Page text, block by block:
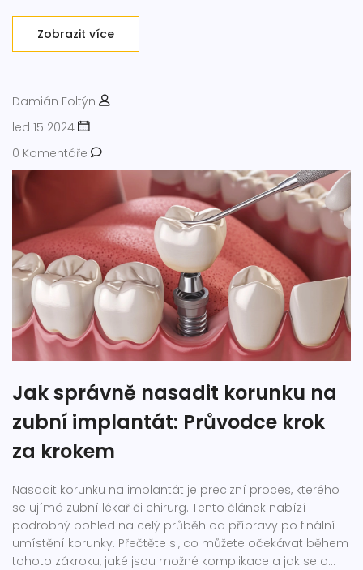
zubů, včetně jejich rolí v ústní dutině.
Zobrazit více
Damián Foltýn
led 15 2024
0 Komentáře
Jak správně nasadit korunku na
zubní implantát: Průvodce krok
za krokem
Nasadit korunku na implantát je precizní proces, kterého
se ujímá zubní lékař či chirurg. Tento článek nabízí
podrobný pohled na celý průběh od přípravy po finální
umístění korunky. Přečtěte si, co můžete očekávat během
tohoto zákroku, jaké jsou možné komplikace a jak se o